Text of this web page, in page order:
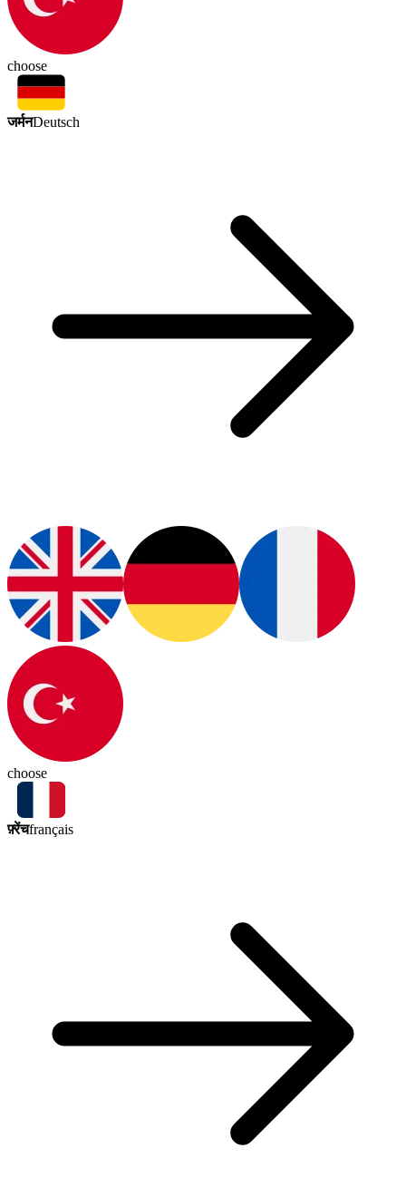
choose
जर्मनDeutsch
choose
फ़्रेंचfrançais